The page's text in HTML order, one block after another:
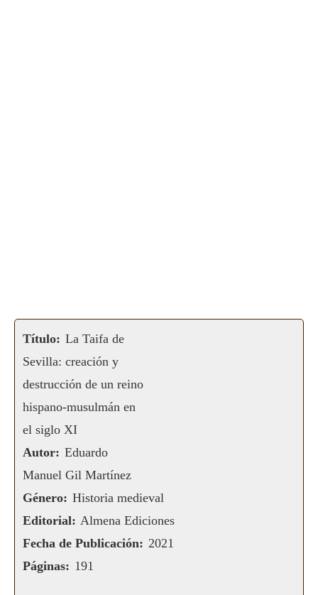
Título: La Taifa de
Sevilla: creación y
destrucción de un reino
hispano-musulmán en
el siglo XI
Autor: Eduardo
Manuel Gil Martínez
Género: Historia medieval
Editorial: Almena Ediciones
Fecha de Publicación: 2021
Páginas: 191